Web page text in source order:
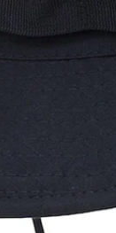
グレネ
ラジオ/
ユーテ
ライト
ベスト